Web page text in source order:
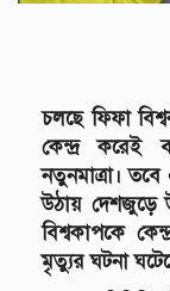
চলছে ফিফা
কেন্দ্র করেই
নতুনমাত্রা।
উঠায় দেশজুড়ে
বিশ্বকাপকে
মৃত্যুর ঘটনা